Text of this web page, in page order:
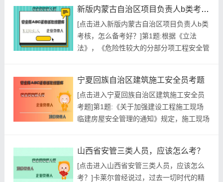
建筑安全员模拟考试题库 ...
新版内蒙古自治区项目负责人b类考核，怎么备考好？
[点击进入新版内蒙古自治区项目负责人b类
考核，怎么备考好？]第1题:根据《立法
法》，《危险性较大的分部分项工程安全管
参考解析:《危险性较大的分部分项工程安
全管理规定》是由住房和城乡建设部制定的
部门规章。第2题:.SC型施工升降机通常使
用锥鼓型渐...
宁夏回族自治区建筑施工安全员考题
[点击进入宁夏回族自治区建筑施工安全员
考题]第1题:《关于加强建设工程施工现场
临建房屋安全管理的通知》规定，施工现场
责人C.安全员D.监理单位项目总监E.监理员
参考答案:查看最佳答案第2题:根据《建设
工程安全生产管理条例》，下列说法正确的
山西省安管三类人员，应该怎么考？
[点击进入山西省安管三类人员，应该怎么
考？]卡莱尔曾经说过，过去一切时代的精